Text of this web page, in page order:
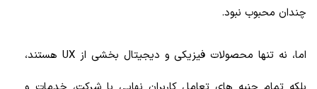
چندان محبوب نبود.
اما، نه تنها محصولات فیزیکی و دیجیتال بخشی از UX هستند،